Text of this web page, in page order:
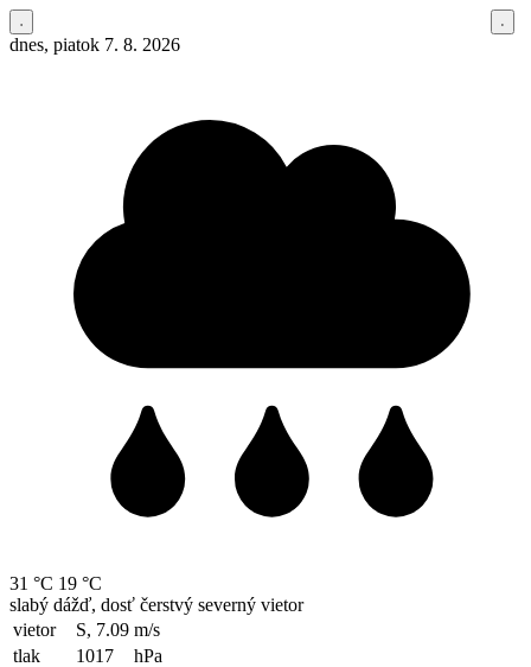
dnes, piatok 7. 8. 2026
31 °C 19 °C
slabý dážď, dosť čerstvý severný vietor
vietor
S, 7.09 m/s
tlak
1017
hPa